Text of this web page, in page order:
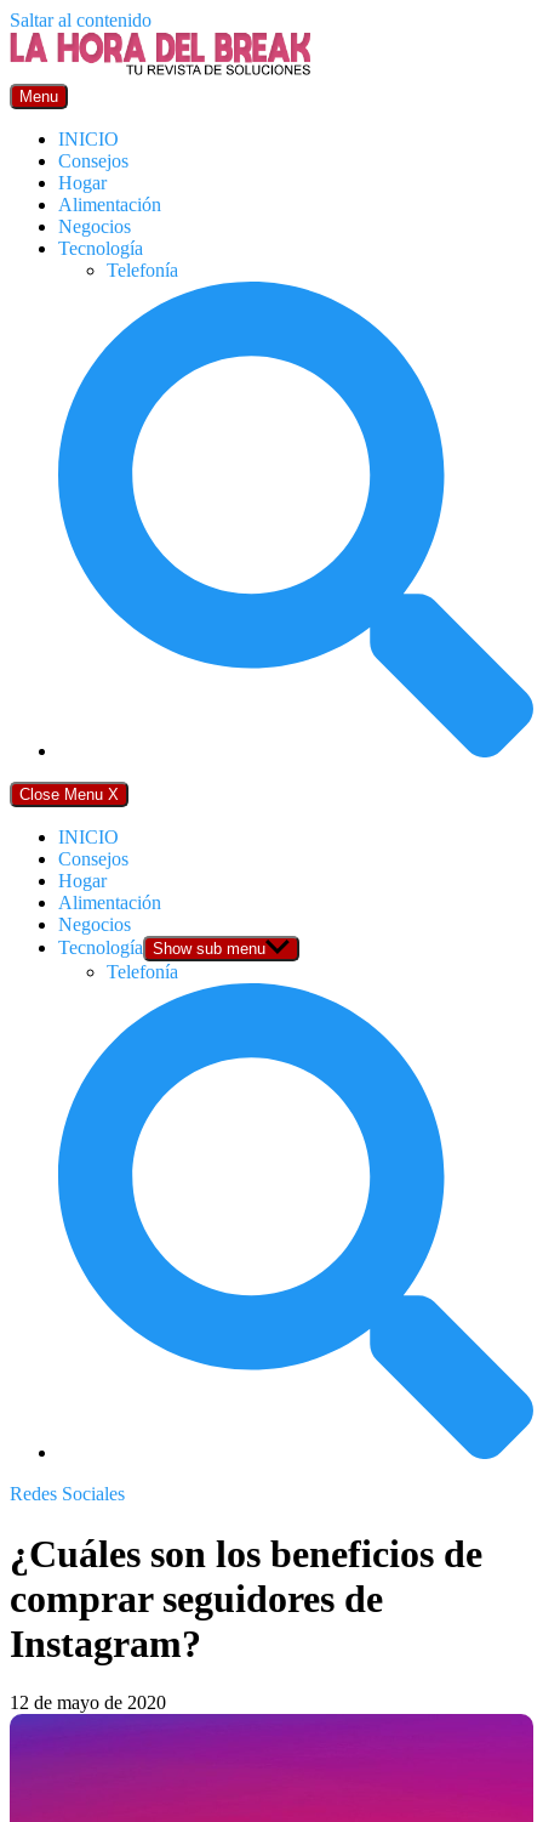
Saltar al contenido
Menu
INICIO
Consejos
Hogar
Alimentación
Negocios
Tecnología
Telefonía
Close Menu X
INICIO
Consejos
Hogar
Alimentación
Negocios
Tecnología Show sub menu
Telefonía
Redes Sociales
¿Cuáles son los beneficios de
comprar seguidores de
Instagram?
12 de mayo de 2020